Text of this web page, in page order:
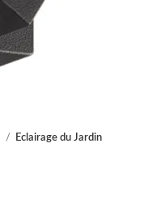
Eclairage du Jardin